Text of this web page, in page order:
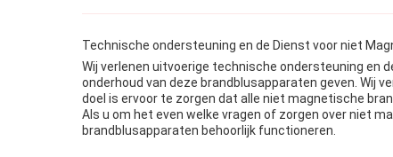
Technische ondersteuning en de Dienst voor niet
Wij verlenen uitvoerige technische ondersteuning en
onderhoud van deze brandblusapparaten geven. Wij
doel is ervoor te zorgen dat alle niet magnetische
Als u om het even welke vragen of zorgen over niet
brandblusapparaten behoorlijk functioneren.